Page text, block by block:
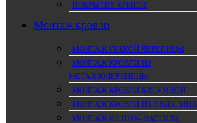
ПОКРЫТИЕ КРЫШИ
Монтаж кровли
МОНТАЖ ГИБКОЙ ЧЕРЕПИЦЫ
МОНТАЖ КРОВЛИ ИЗ
МЕТАЛЛОЧЕРЕПИЦЫ
МОНТАЖ КРОВЛИ БИТУМНОЙ
МОНТАЖ КРОВЛИ ИЗ ОНДУЛИНА
МОНТАЖ ИЗ ПРОФНАСТИЛА